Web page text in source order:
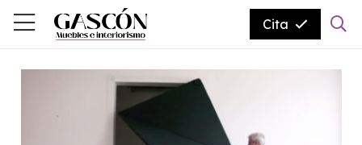
Cita